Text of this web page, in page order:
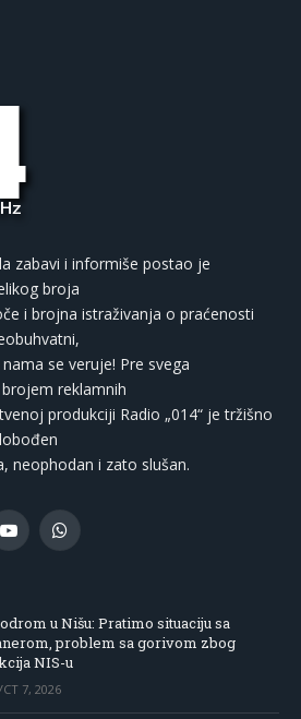
zabavi i informiše postao je
broja
i brojna istraživanja o praćenosti
se veruje! Pre svega
reklamnih
produkciji Radio „014“ je tržišno
neophodan i zato slušan.
YouTubeWhatsApp
u Nišu: Pratimo situaciju sa
problem sa gorivom zbog
NIS-u
7, 2026